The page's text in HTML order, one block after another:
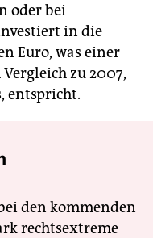
oder bei
in die
Euro, was einer
zu 2007,
entspricht.
den kommenden
rechtsextreme